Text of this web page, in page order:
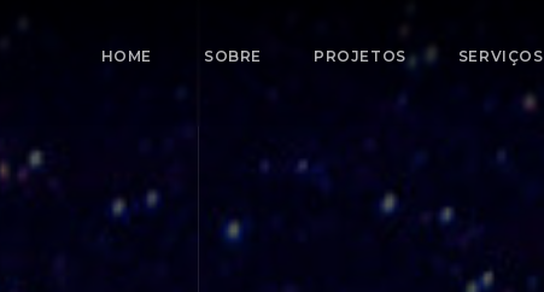
HOME SOBRE PROJETOS SERVIÇOS